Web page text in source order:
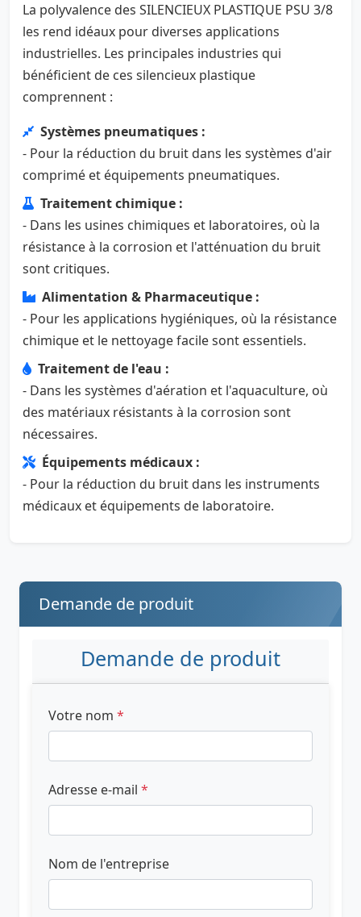
La polyvalence des SILENCIEUX PLASTIQUE PSU 3/8
les rend idéaux pour diverses applications
industrielles. Les principales industries qui
bénéficient de ces silencieux plastique
comprennent :
Systèmes pneumatiques :
- Pour la réduction du bruit dans les systèmes d'air
comprimé et équipements pneumatiques.
Traitement chimique :
- Dans les usines chimiques et laboratoires, où la
résistance à la corrosion et l'atténuation du bruit
sont critiques.
Alimentation & Pharmaceutique :
- Pour les applications hygiéniques, où la résistance
chimique et le nettoyage facile sont essentiels.
Traitement de l'eau :
- Dans les systèmes d'aération et l'aquaculture, où
des matériaux résistants à la corrosion sont
nécessaires.
Équipements médicaux :
- Pour la réduction du bruit dans les instruments
médicaux et équipements de laboratoire.
Demande de produit
Demande de produit
Votre nom *
Adresse e-mail *
Nom de l'entreprise